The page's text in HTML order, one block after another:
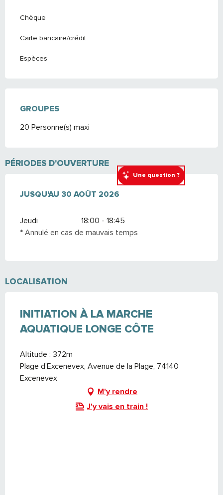
Une question ?
Chèque
Carte bancaire/crédit
Espèces
GROUPES
GROUPES
20 Personne(s) maxi
PÉRIODES D'OUVERTURE
DU6 JUILLET 2026 AU30 AOÛT 2026
JUSQU'AU 30 AOÛT 2026
Jeudi
18:00 - 18:45
* Annulé en cas de mauvais temps
LOCALISATION
INITIATION À LA MARCHE
AQUATIQUE LONGE CÔTE
Altitude : 372m
Plage d'Excenevex, Avenue de la Plage, 74140
Excenevex
M'y rendre
J'y vais en train !